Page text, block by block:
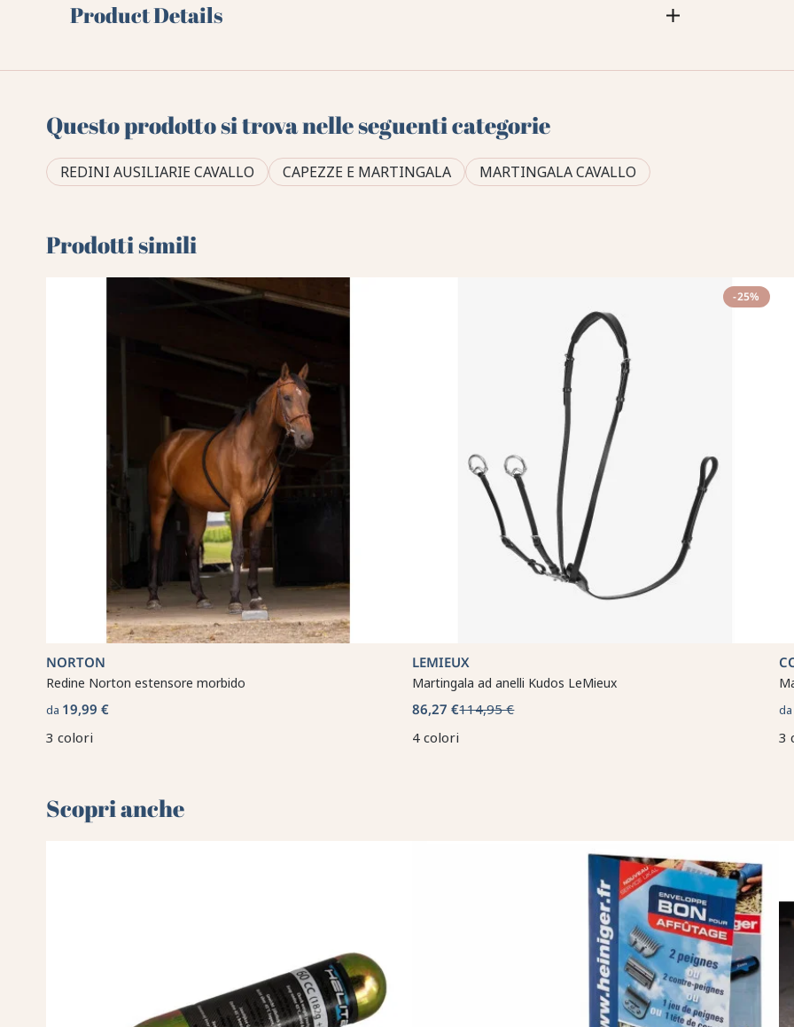
Product Details
Questo prodotto si trova nelle seguenti categorie
REDINI AUSILIARIE CAVALLO CAPEZZE E MARTINGALA MARTINGALA CAVALLO
Prodotti simili
NORTON
Redine Norton estensore morbido
da 19,99 €
3 colori
-25%
LEMIEUX
Martingala ad anelli Kudos LeMieux
86,27 €114,95 €
4 colori
da
3
Scopri anche 🌻